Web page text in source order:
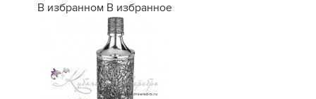
В избранном В избранное